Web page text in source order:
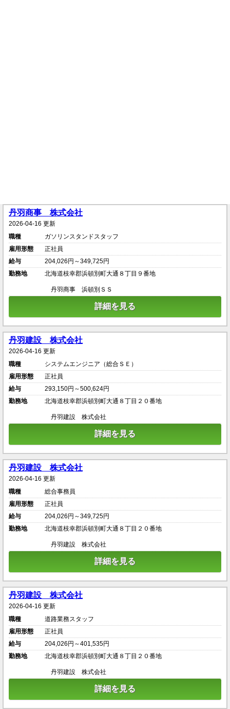
丹羽商事 株式会社
2026-04-16 更新
職種
ガソリンスタンドスタッフ
雇用形態
正社員
給与
204,026円～349,725円
勤務地
北海道枝幸郡浜頓別町大通８丁目９番地
丹羽商事 浜頓別ＳＳ
詳細を見る
丹羽建設 株式会社
2026-04-16 更新
職種
システムエンジニア（総合ＳＥ）
雇用形態
正社員
給与
293,150円～500,624円
勤務地
北海道枝幸郡浜頓別町大通８丁目２０番地
丹羽建設 株式会社
詳細を見る
丹羽建設 株式会社
2026-04-16 更新
職種
総合事務員
雇用形態
正社員
給与
204,026円～349,725円
勤務地
北海道枝幸郡浜頓別町大通８丁目２０番地
丹羽建設 株式会社
詳細を見る
丹羽建設 株式会社
2026-04-16 更新
職種
道路業務スタッフ
雇用形態
正社員
給与
204,026円～401,535円
勤務地
北海道枝幸郡浜頓別町大通８丁目２０番地
丹羽建設 株式会社
詳細を見る